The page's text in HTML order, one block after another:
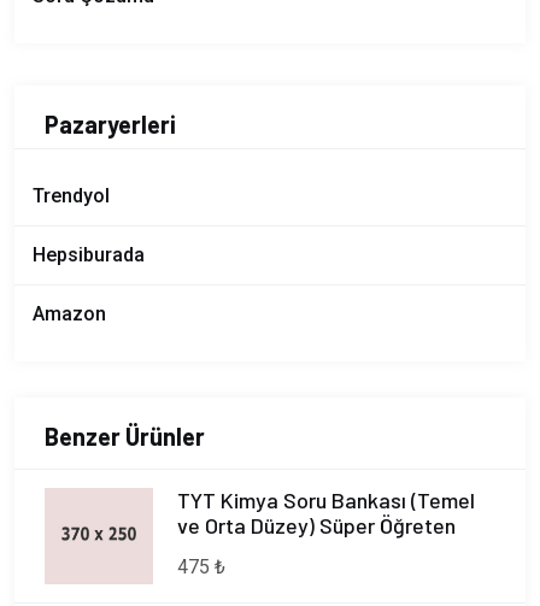
Pazaryerleri
Trendyol
Hepsiburada
Amazon
Benzer Ürünler
TYT Kimya Soru Bankası (Temel
ve Orta Düzey) Süper Öğreten
475 ₺